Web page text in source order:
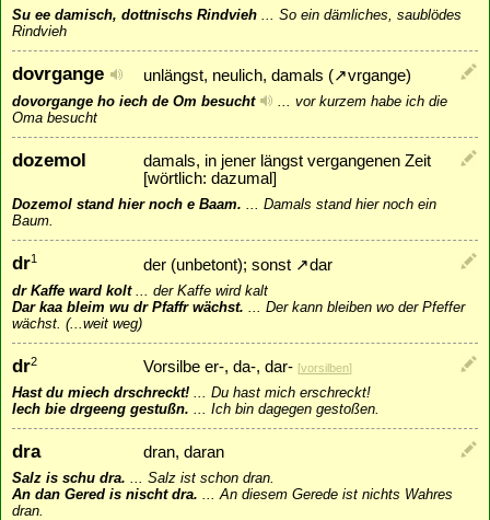
Su ee damisch, dottnischs Rindvieh
So ein dämliches, saublödes
Rindvieh
dovrgange unlängst, neulich, damals (↗vrgange)
dovorgange ho iech de Om besucht
vor kurzem habe ich die
Oma besucht
dozemol
damals, in jener längst vergangenen Zeit
[wörtlich: dazumal]
Dozemol stand hier noch e Baam.
Damals stand hier noch ein
Baum.
dr1 der (unbetont); sonst ↗dar
dr Kaffe ward kolt... der Kaffe wird kalt
Dar kaa bleim wu dr Pfaffr wächst.
Der kann bleiben wo der Pfeffer
wächst. (...weit weg)
dr2 Vorsilbe er-, da-, dar- [vorsilben]
Hast du miech drschreckt!
Du hast mich erschreckt!
Iech bie drgeeng gestußn.
Ich bin dagegen gestoßen.
dra dran, daran
Salz is schu dra.
Salz ist schon dran.
An dan Gered is nischt dra.
An diesem Gerede ist nichts Wahres
dran.